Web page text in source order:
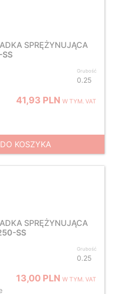
SPRĘŻYNUJĄCA
Grubość
0.25
41,93 PLNW TYM. VAT
KOSZYKA
SPRĘŻYNUJĄCA
SS
Grubość
0.25
13,00 PLNW TYM. VAT